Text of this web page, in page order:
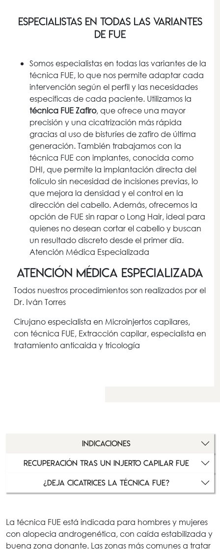
ESPECIALISTAS EN TODAS LAS VARIANTES
DE FUE
Somos especialistas en todas las variantes de la
técnica FUE, lo que nos permite adaptar cada
intervención según el perfil y las necesidades
específicas de cada paciente. Utilizamos la
técnica FUE Zafiro, que ofrece una mayor
precisión y una cicatrización más rápida
gracias al uso de bisturíes de zafiro de última
generación. También trabajamos con la
técnica FUE con implantes, conocida como
DHI, que permite la implantación directa del
folículo sin necesidad de incisiones previas, lo
que mejora la densidad y el control en la
dirección del cabello. Además, ofrecemos la
opción de FUE sin rapar o Long Hair, ideal para
quienes no desean cortar el cabello y buscan
un resultado discreto desde el primer día.
Atención Médica Especializada
Atención Médica Especializada
Todos nuestros procedimientos son realizados por el
Dr. Iván Torres
Cirujano especialista en Microinjertos capilares,
con técnica FUE, Extracción capilar, especialista en
tratamiento anticaida y tricología
INDICACIONES
RECUPERACIÓN TRAS UN INJERTO CAPILAR FUE
¿DEJA CICATRICES LA TÉCNICA FUE?
La técnica FUE está indicada para hombres y mujeres
con alopecia androgenética, con caída estabilizada y
buena zona donante. Las zonas más comunes a tratar